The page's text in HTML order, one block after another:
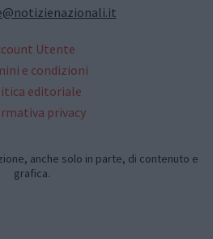
Utente
e condizioni
editoriale
privacy
anche solo in parte, di contenuto e
grafica.